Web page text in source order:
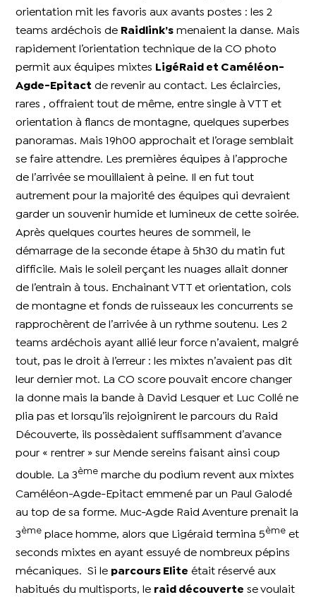
orientation mit les favoris aux avants postes : les 2
teams ardéchois de Raidlink’s menaient la danse. Mais
rapidement l’orientation technique de la CO photo
permit aux équipes mixtes
LigéRaid et Caméléon-
Agde-Epitact de revenir au contact. Les éclaircies,
rares , offraient tout de même, entre single à VTT et
orientation à flancs de montagne, quelques superbes
panoramas. Mais 19h00 approchait et l’orage semblait
se faire attendre. Les premières équipes à l’approche
de l’arrivée se mouillaient à peine. Il en fut tout
autrement pour la majorité des équipes qui devraient
garder un souvenir humide et lumineux de cette soirée.
Après quelques courtes heures de sommeil, le
démarrage de la seconde étape à 5h30 du matin fut
difficile. Mais le soleil perçant les nuages allait donner
de l’entrain à tous. Enchainant VTT et orientation, cols
de montagne et fonds de ruisseaux les concurrents se
rapprochèrent de l’arrivée à un rythme soutenu. Les 2
teams ardéchois ayant allié leur force n’avaient, malgré
tout, pas le droit à l’erreur : les mixtes n’avaient pas dit
leur dernier mot. La CO score pouvait encore changer
la donne mais la bande à David Lesquer et Luc Collé ne
plia pas et lorsqu’ils rejoignirent le parcours du Raid
Découverte, ils possèdaient suffisamment d’avance
pour « rentrer » sur Mende sereins faisant ainsi coup
double. La 3ème marche du podium revent aux mixtes
Caméléon-Agde-Epitact emmené par un Paul Galodé
au top de sa forme. Muc-Agde Raid Aventure prenait la
3ème place homme, alors que Ligéraid termina 5ème et
seconds mixtes en ayant essuyé de nombreux pépins
mécaniques.
Si le parcours Elite était réservé aux
habitués du multisports, le raid découverte se voulait